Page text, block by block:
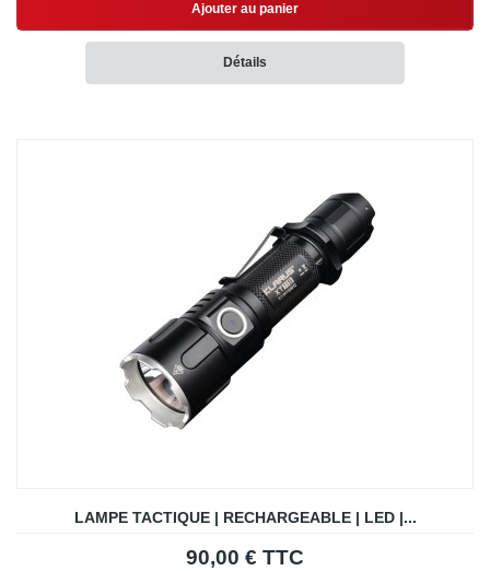
Ajouter au panier
Détails
LAMPE TACTIQUE | RECHARGEABLE | LED |...
90,00 € TTC